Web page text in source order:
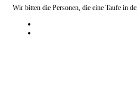
Wir bitten die Personen, die eine Taufe in